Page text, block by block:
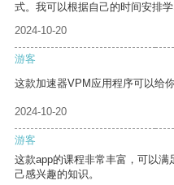
式。我可以根据自己的时间安排学
2024-10-20
游客
这款加速器VPM应用程序可以给
2024-10-20
游客
这款app的课程非常丰富，可以
己感兴趣的知识。